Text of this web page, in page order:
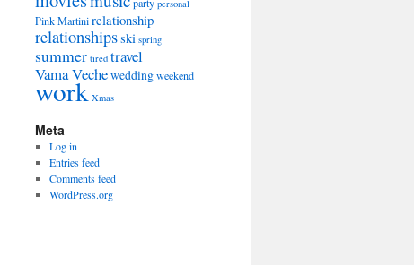
personal
Pink Martinirelationship
relationshipsski spring
summer tired travel
Vama Vecheweddingweekend
work Xmas
Meta
Log in
Entries feed
Comments feed
WordPress.org